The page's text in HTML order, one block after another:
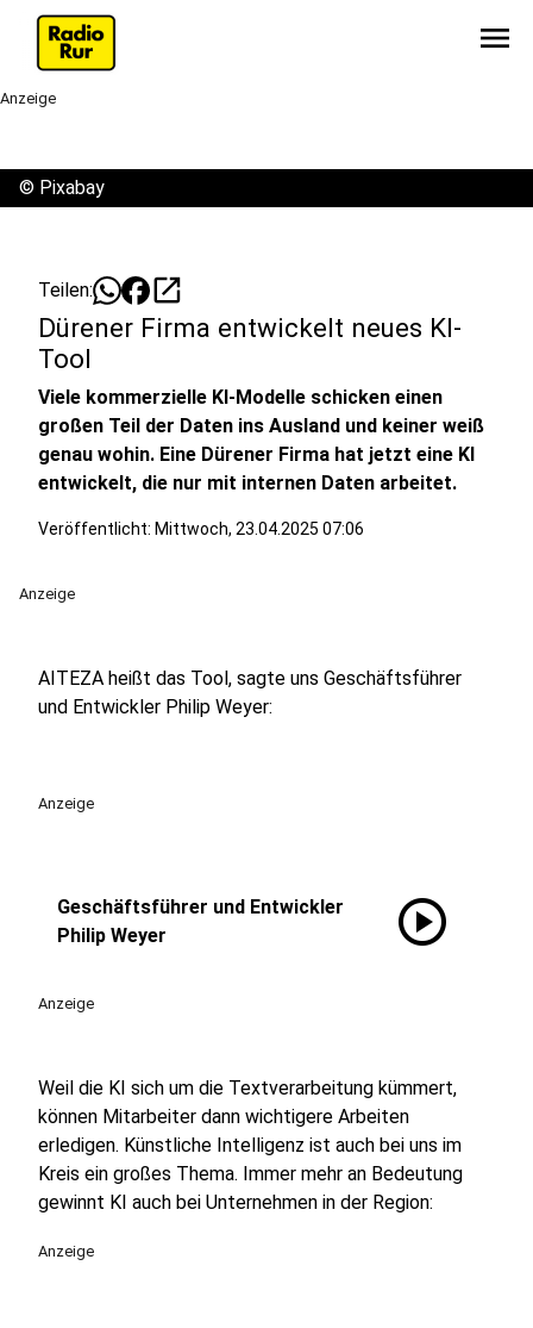
menu
Anzeige
© Pixabay
Teilen: open_in_new
Dürener Firma entwickelt neues KI-
Tool
Viele kommerzielle KI-Modelle schicken einen
großen Teil der Daten ins Ausland und keiner weiß
genau wohin. Eine Dürener Firma hat jetzt eine KI
entwickelt, die nur mit internen Daten arbeitet.
Veröffentlicht: Mittwoch, 23.04.2025 07:06
Anzeige
AITEZA heißt das Tool, sagte uns Geschäftsführer
und Entwickler Philip Weyer:
Anzeige
Geschäftsführer und Entwickler
Philip Weyer
play_circle
Anzeige
Weil die KI sich um die Textverarbeitung kümmert,
können Mitarbeiter dann wichtigere Arbeiten
erledigen. Künstliche Intelligenz ist auch bei uns im
Kreis ein großes Thema. Immer mehr an Bedeutung
gewinnt KI auch bei Unternehmen in der Region:
Anzeige